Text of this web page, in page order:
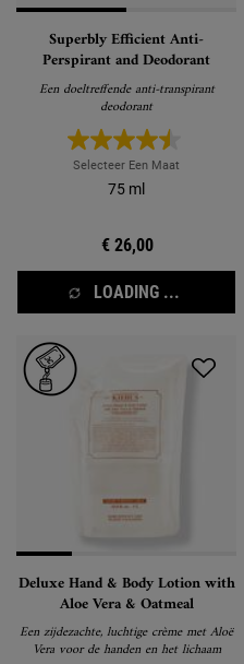
Superbly Efficient Anti-
Perspirant and Deodorant
Een doeltreffende anti-transpirant
deodorant
Selecteer Een Maat
75 ml
€ 26,00
LOADING ...
Deluxe Hand & Body Lotion with
Aloe Vera & Oatmeal
Een zijdezachte, luchtige crème met Aloë
Vera voor de handen en het lichaam